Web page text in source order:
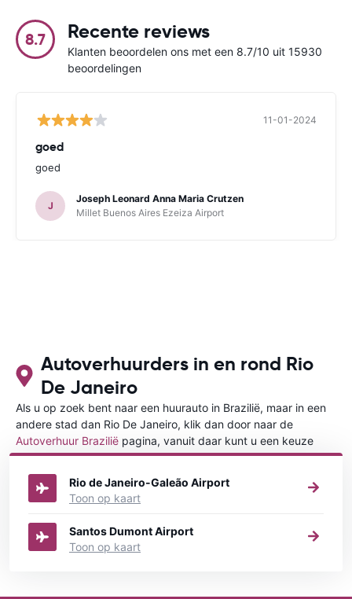
8.7 Recente reviews
Klanten beoordelen ons met een 8.7/10 uit 15930
beoordelingen
11-01-2024
goed
goed
J
Joseph Leonard Anna Maria Crutzen
Millet Buenos Aires Ezeiza Airport
Autoverhuurders in en rond Rio
De Janeiro
Als u op zoek bent naar een huurauto in Brazilië, maar in een
andere stad dan Rio De Janeiro, klik dan door naar de
Autoverhuur Brazilië pagina, vanuit daar kunt u een keuze
maken in welke stad in Brazilië u een auto huren wilt.
Rio de Janeiro-Galeão Airport
Toon op kaart
Santos Dumont Airport
Toon op kaart